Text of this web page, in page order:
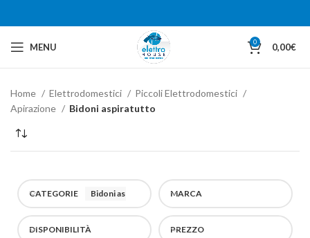
MENU 0 0,00€
Home Elettrodomestici
Piccoli Elettrodomestici
Apirazione
Bidoni aspiratutto
CATEGORIE Bidoni aspiratutto MARCA
DISPONIBILITÀ PREZZO